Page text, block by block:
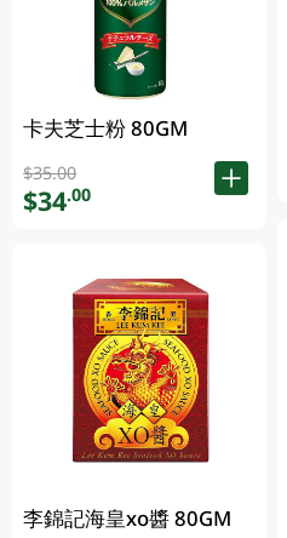
卡夫芝士粉 80GM
$35.00
$34.00
李錦記海皇xo醬 80GM